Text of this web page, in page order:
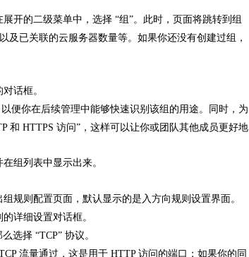
展开的二级菜单中，选择 “组”。此时，页面将跳转到组
已关联的云服务器数量等。如果你还没有创建过组，
话框。
以便你在后续管理中能够快速识别该组的用途。同时，为
和 HTTPS 访问”，这样可以让你或团队其他成员更好地
组列表中显示出来。
规则配置页面，默认显示的是入方向规则设置界面。
详细设置对话框。
选择 “TCP” 协议。
流量通过，这是用于 HTTP 访问的端口；如果你的同